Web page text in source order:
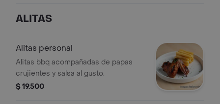
ALITAS
Alitas personal
Alitas bbq acompañadas de papas
crujientes y salsa al gusto.
$ 19.500